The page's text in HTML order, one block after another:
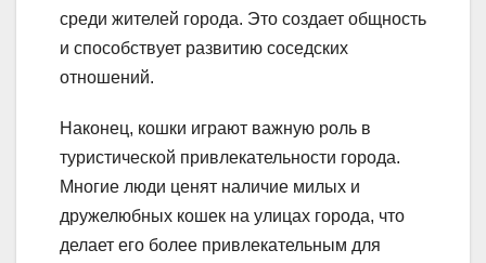
среди жителей города. Это создает общность
и способствует развитию соседских
отношений.
Наконец, кошки играют важную роль в
туристической привлекательности города.
Многие люди ценят наличие милых и
дружелюбных кошек на улицах города, что
делает его более привлекательным для